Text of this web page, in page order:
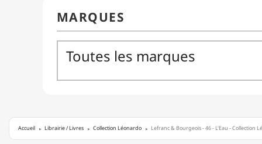
Accueil Librairie / Livres Collection Léonardo Lefranc & Bourgeois - 46 - L'Eau - Collection